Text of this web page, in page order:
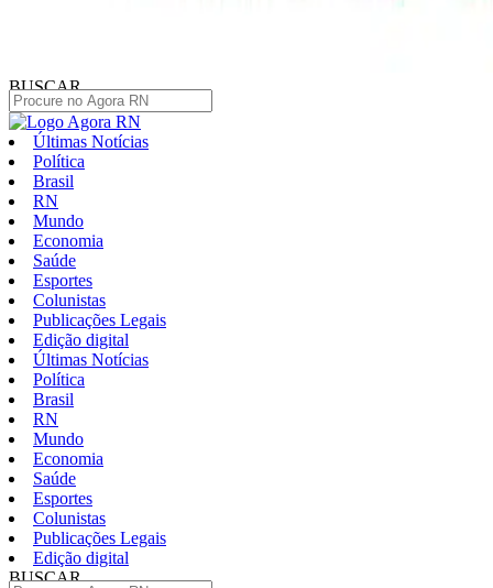
BUSCAR
Últimas Notícias
Política
Brasil
RN
Mundo
Economia
Saúde
Esportes
Colunistas
Publicações Legais
Edição digital
Últimas Notícias
Política
Brasil
RN
Mundo
Economia
Saúde
Esportes
Colunistas
Publicações Legais
Edição digital
BUSCAR